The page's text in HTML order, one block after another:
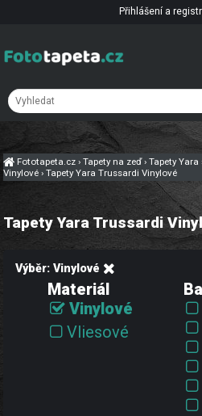
Fototapeta.cz›Tapety na zeď›Tapety Yara
Vinylové ›Tapety Yara Trussardi Vinylové
Tapety Yara Trussardi
Výběr: Vinylové
Materiál
Vinylové
Vliesové
Přihlášení a